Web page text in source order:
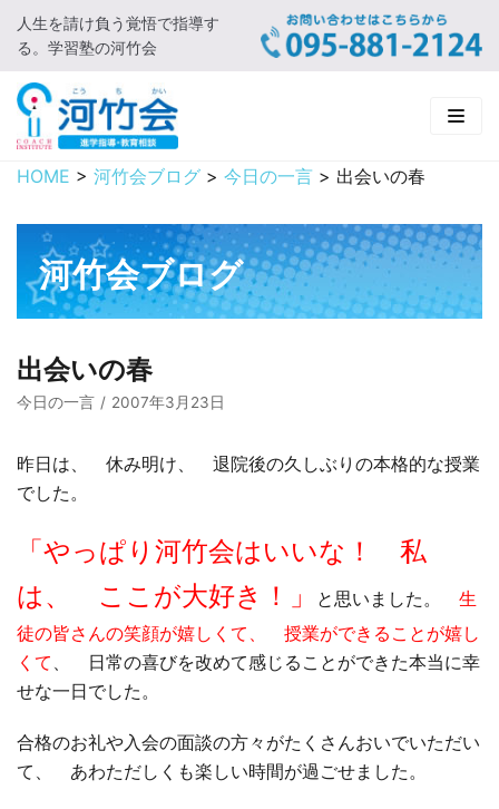
コ
ン
テ
ン
ツ
に
キ
プ
人生を請け負う覚悟で指導す
る。学習塾の河竹会
HOME
新着情報
□ お知らせ
河竹会について
□ 河竹会について
□ よくあるご質問
□ 小学部
□ 高校部
□ 有料体験指導
実 績
□ 2019年合格体験記
HOME > 河竹会ブログ > 今日の一言 > 出会いの春
河竹会ブログ
出会いの春
今日の一言 2007年3月23日
昨日は、 休み明け、 退院後の久しぶりの本格的な授業
でした。
「やっぱり河竹会はいいな！ 私
は、 ここが大好き！」
と思いました。 生
徒の皆さんの笑顔が嬉しくて、 授業ができることが嬉し
くて 、 日常の喜びを改めて感じることができた本当に幸
せな一日でした。
合格のお礼や入会の面談の方々がたくさんおいでいただい
て、 あわただしくも楽しい時間が過ごせました。